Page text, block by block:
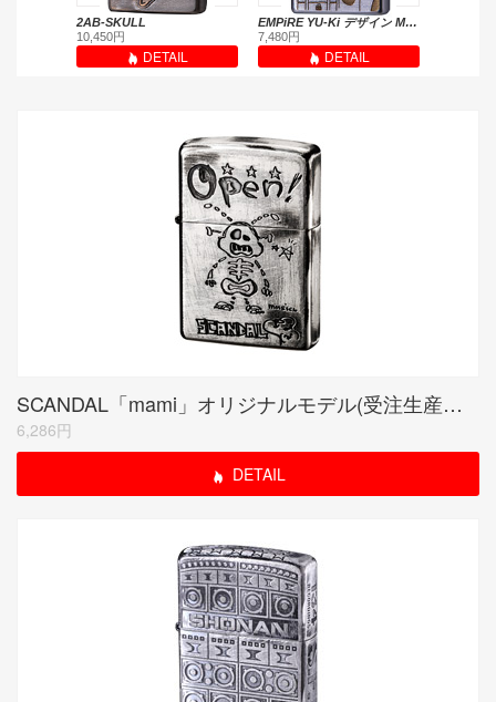
2AB-SKULL
10,450円
DETAIL
EMPiRE YU-Ki デザイン MODEL チェキ特典付(受注生産限定品)
7,480円
DETAIL
SCANDAL「mami」オリジナルモデル(受注生産限定品)
6,286円
DETAIL